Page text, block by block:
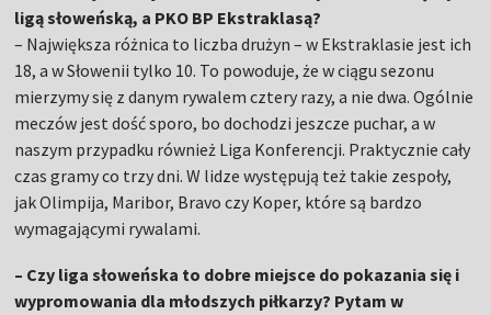
ligą słoweńską, a PKO BP Ekstraklasą?
– Największa różnica to liczba drużyn – w Ekstraklasie jest ich
18, a w Słowenii tylko 10. To powoduje, że w ciągu sezonu
mierzymy się z danym rywalem cztery razy, a nie dwa. Ogólnie
meczów jest dość sporo, bo dochodzi jeszcze puchar, a w
naszym przypadku również Liga Konferencji. Praktycznie cały
czas gramy co trzy dni. W lidze występują też takie zespoły,
jak Olimpija, Maribor, Bravo czy Koper, które są bardzo
wymagającymi rywalami.
– Czy liga słoweńska to dobre miejsce do pokazania się i
wypromowania dla młodszych piłkarzy? Pytam w